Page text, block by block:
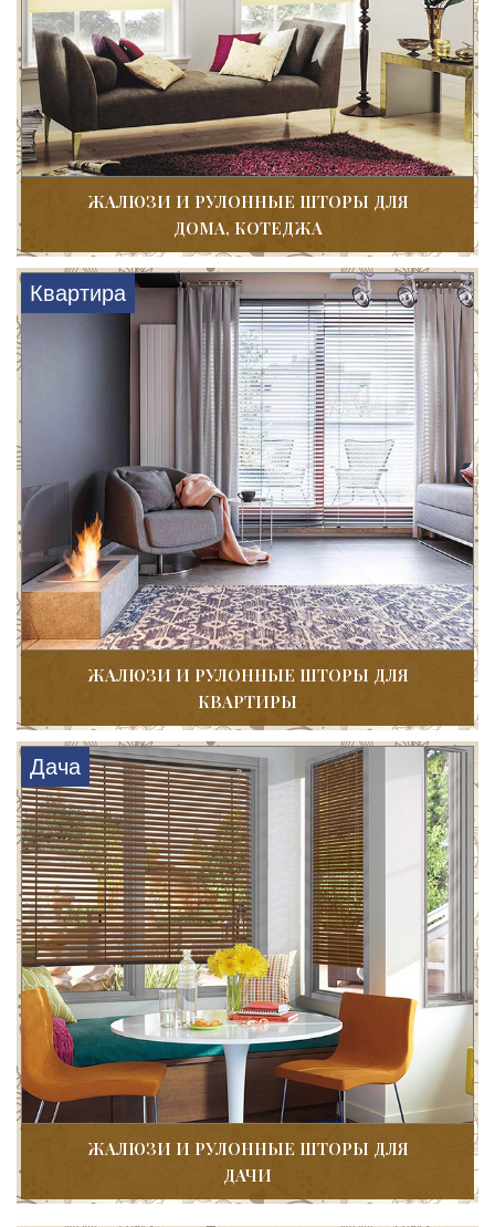
ЖАЛЮЗИ И РУЛОННЫЕ ШТОРЫ ДЛЯ
ДОМА, КОТЕДЖА
Квартира
ЖАЛЮЗИ И РУЛОННЫЕ ШТОРЫ ДЛЯ
КВАРТИРЫ
Дача
ЖАЛЮЗИ И РУЛОННЫЕ ШТОРЫ ДЛЯ
ДАЧИ